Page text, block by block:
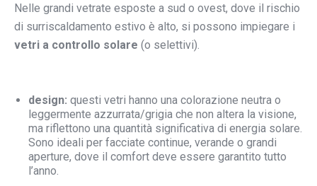
Nelle grandi vetrate esposte a sud o ovest, dove il rischio
di surriscaldamento estivo è alto, si possono impiegare i
vetri a controllo solare (o selettivi).
design: questi vetri hanno una colorazione neutra o
leggermente azzurrata/grigia che non altera la visione,
ma riflettono una quantità significativa di energia solare.
Sono ideali per facciate continue, verande o grandi
aperture, dove il comfort deve essere garantito tutto
l’anno.